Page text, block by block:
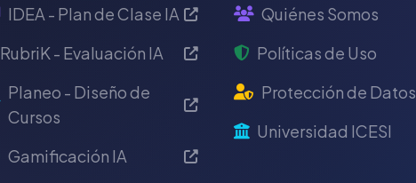
IDEA - Plan de Clase IA
RubriK - Evaluación IA
Planeo - Diseño de
Cursos
Gamificación IA
Quiénes Somos
Políticas de Uso
Protección de Datos
Universidad ICESI